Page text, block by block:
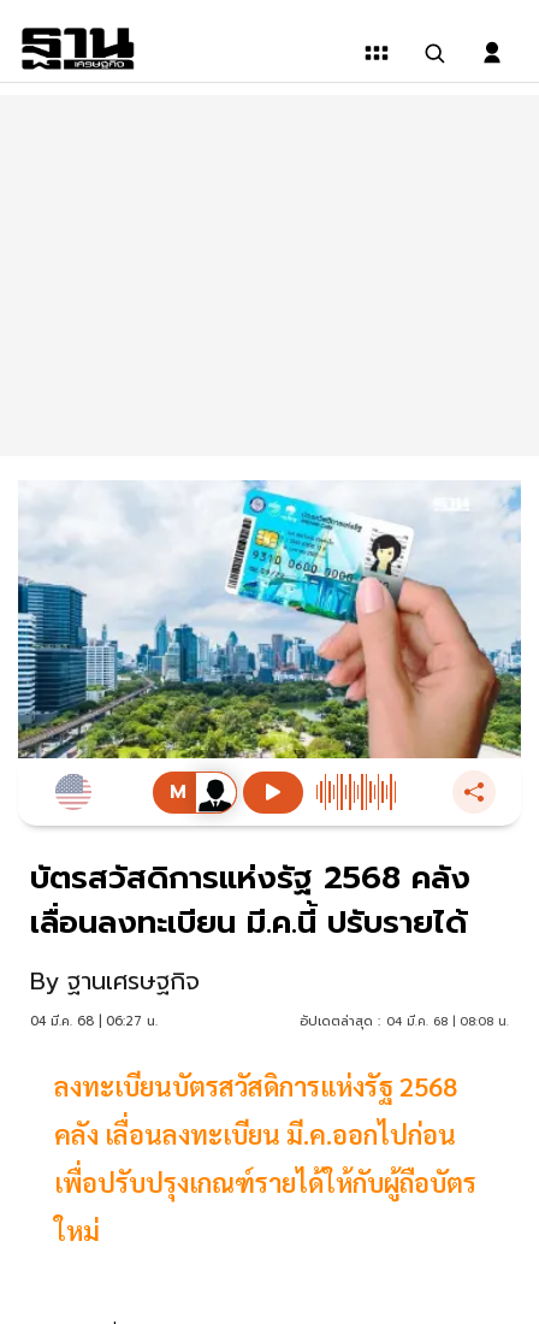
บัตรสวัสดิการแห่งรัฐ 2568 คลัง
เลื่อนลงทะเบียน มี.ค.นี้ ปรับรายได้
By ฐานเศรษฐกิจ
04 มี.ค. 68 | 06:27 น. อัปเดตล่าสุด : 04 มี.ค. 68 | 08:08 น.
ลงทะเบียนบัตรสวัสดิการแห่งรัฐ 2568
คลัง เลื่อนลงทะเบียน มี.ค.ออกไปก่อน
เพื่อปรับปรุงเกณฑ์รายได้ให้กับผู้ถือบัตร
ใหม่